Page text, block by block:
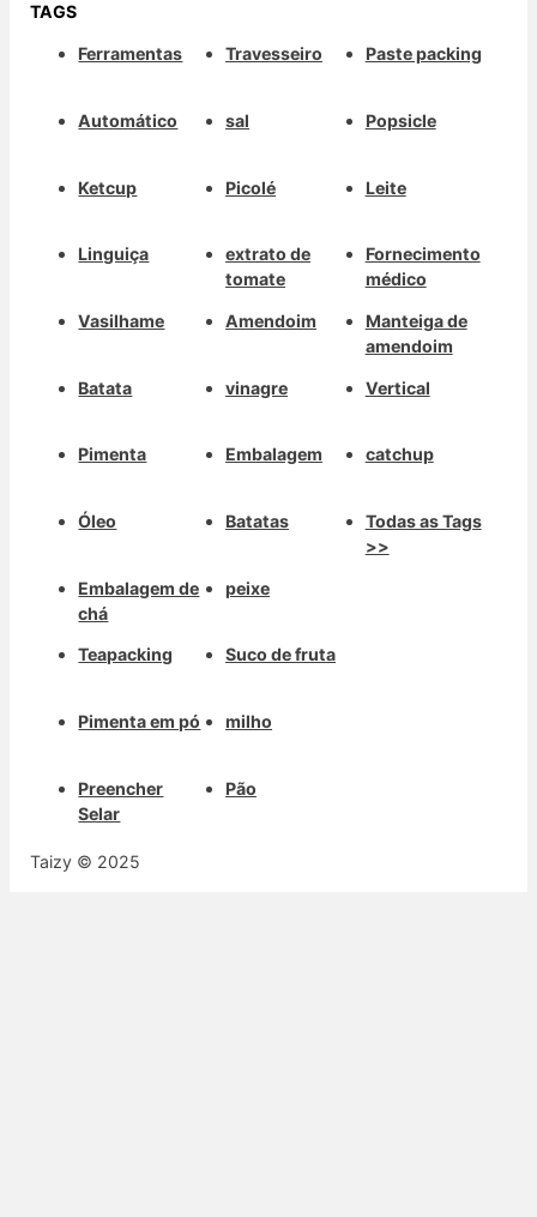
TAGS
Ferramentas
Automático
Ketcup
Linguiça
Vasilhame
Batata
Pimenta
Óleo
Embalagem de
chá
Teapacking
Pimenta em pó
Preencher
Selar
Travesseiro
sal
Picolé
extrato de
tomate
Amendoim
vinagre
Embalagem
Batatas
peixe
Suco de fruta
milho
Pão
Paste packing
Popsicle
Leite
Fornecimento
médico
Manteiga de
amendoim
Vertical
catchup
Todas as Tags
>>
Taizy © 2025